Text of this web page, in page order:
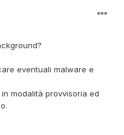
eventuali malware e
modalità provvisoria ed